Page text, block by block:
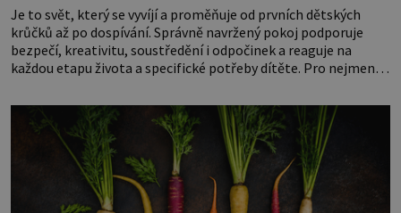
Je to svět, který se vyvíjí a proměňuje od prvních dětských
krůčků až po dospívání. Správně navržený pokoj podporuje
bezpečí, kreativitu, soustředění i odpočinek a reaguje na
každou etapu života a specifické potřeby dítěte. Pro nejmenší
miminka měl působit především klidně a útulně. Předškolní
věk je